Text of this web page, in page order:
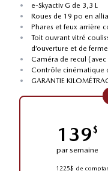
•
e-Skyactiv G de 3,3 L
•
Roues de 19 po en
•
Phares et feux arrière
•
Toit ouvrant vitré
d’ouverture et de
•
Caméra de recul
•
Contrôle cinématique
•
GARANTIE
139$
par semaine
1225$ de